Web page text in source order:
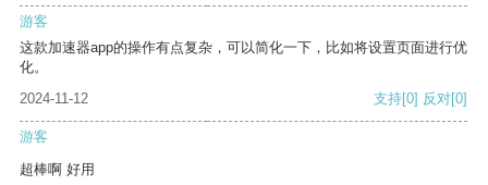
游客
这款加速器app的操作有点复杂，可以简化一下，比如将设置页面进行优
化。
2024-11-12
支持[0] 反对[0]
游客
超棒啊 好用